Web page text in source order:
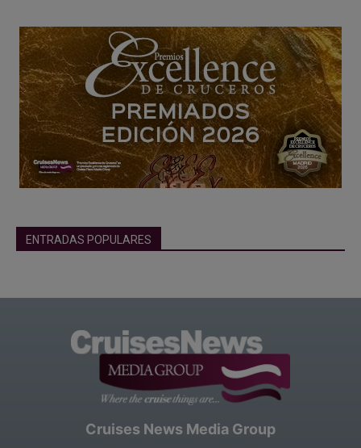
ENTRADAS POPULARES
Cruises News Media Group